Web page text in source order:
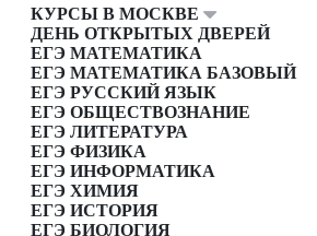
КУРСЫ В МОСКВЕ
ДЕНЬ ОТКРЫТЫХ ДВЕРЕЙ
ЕГЭ МАТЕМАТИКА
ЕГЭ МАТЕМАТИКА БАЗОВЫЙ
ЕГЭ РУССКИЙ ЯЗЫК
ЕГЭ ОБЩЕСТВОЗНАНИЕ
ЕГЭ ЛИТЕРАТУРА
ЕГЭ ФИЗИКА
ЕГЭ ИНФОРМАТИКА
ЕГЭ ХИМИЯ
ЕГЭ ИСТОРИЯ
ЕГЭ БИОЛОГИЯ